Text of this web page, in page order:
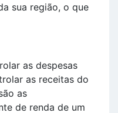
sua região, o que
as despesas
as receitas do
as
de renda de um